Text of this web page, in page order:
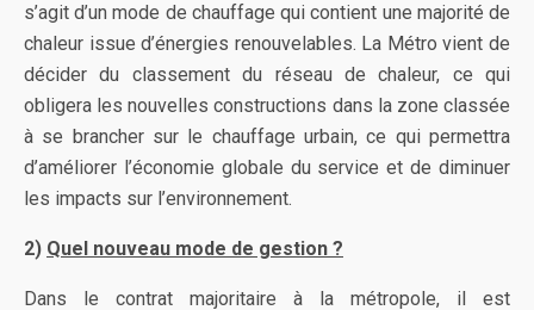
s’agit d’un mode de chauffage qui contient une majorité de
chaleur issue d’énergies renouvelables. La Métro vient de
décider du classement du réseau de chaleur, ce qui
obligera les nouvelles constructions dans la zone classée
à se brancher sur le chauffage urbain, ce qui permettra
d’améliorer l’économie globale du service et de diminuer
les impacts sur l’environnement.
2) Quel nouveau mode de gestion ?
Dans le contrat majoritaire à la métropole, il est